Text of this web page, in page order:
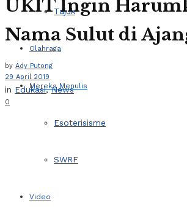
Tajuk
Olahraga
Mereka Menulis
Esoterisisme
SWRF
Video
UKIT Ingin
Nama Sulut di
by Ady Putong
29 April 2019
in Edukasi,News
0